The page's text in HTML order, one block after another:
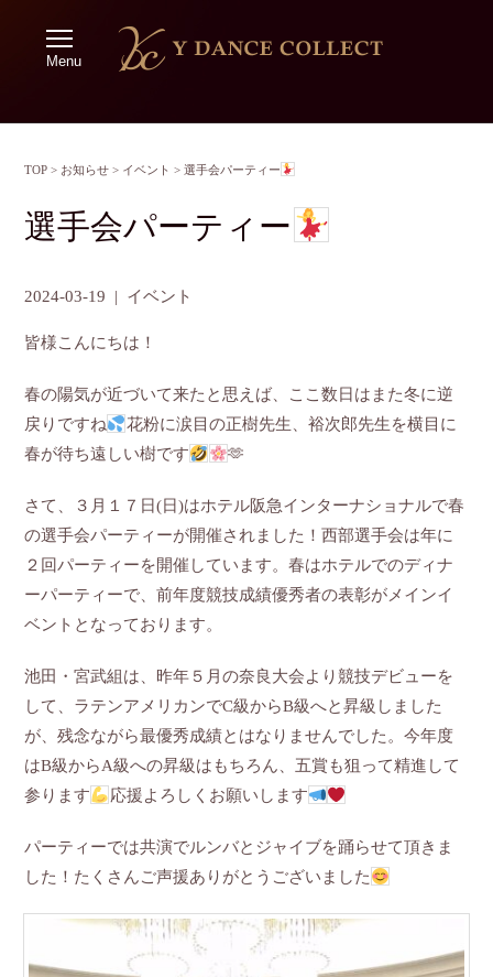
Menu
TOP > お知らせ > イベント >選手会パーティー
選手会パーティー
2024-03-19 | イベント
皆様こんにちは！
春の陽気が近づいて来たと思えば、ここ数日はまた冬に逆
戻りですね
花粉に涙目の正樹先生、裕次郎先生を横目に
春が待ち遠しい樹です
🫶
さて、３月１７日(日)はホテル阪急インターナショナルで春
の選手会パーティーが開催されました！西部選手会は年に
２回パーティーを開催しています。春はホテルでのディナ
ーパーティーで、前年度競技成績優秀者の表彰がメインイ
ベントとなっております。
池田・宮武組は、昨年５月の奈良大会より競技デビューを
して、ラテンアメリカンでC級からB級へと昇級しました
が、残念ながら最優秀成績とはなりませんでした。今年度
はB級からA級への昇級はもちろん、五賞も狙って精進して
参ります
応援よろしくお願いします
パーティーでは共演でルンバとジャイブを踊らせて頂きま
した！たくさんご声援ありがとうございました